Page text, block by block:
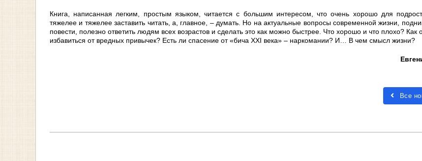
Книга, написанная легким, простым языком, читается с большим интересом, что очень хорошо для
тяжелее и тяжелее заставить читать, а, главное, – думать. Но на актуальные вопросы современной жизни,
повести, полезно ответить людям всех возрастов и сделать это как можно быстрее. Что хорошо и что плохо? Как
избавиться от вредных привычек? Есть ли спасение от «бича XXI века» – наркомании? И… В чем смысл жизни?
Все